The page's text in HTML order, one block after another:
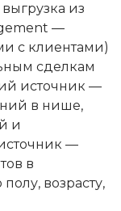
из
—
с клиентами)
сделкам
источник —
в нише,
и
—
в
возрасту,